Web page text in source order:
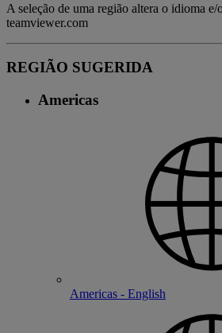
A seleção de uma região altera o idioma e/
teamviewer.com
REGIÃO SUGERIDA
Americas
Americas - English